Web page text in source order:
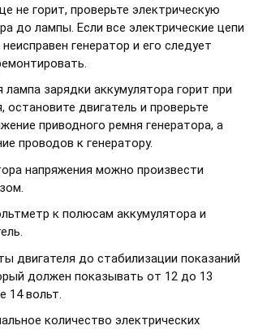
не горит, проверьте электрическую
до лампы. Если все электрические цепи
генератор и его следует
лампа зарядки аккумулятора горит при
остановите двигатель и проверьте
приводного ремня генератора, а
проводов к генератору.
напряжения можно произвести
к полюсам аккумулятора и
двигателя до стабилизации показаний
должен показывать от 12 до 13
14 вольт.
количество электрических